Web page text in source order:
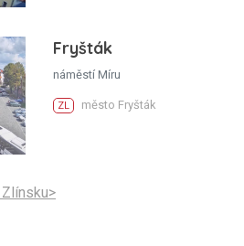
Fryšták
náměstí Míru
ZL město Fryšták